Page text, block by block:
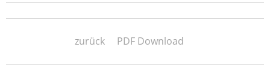
zurück PDF Download